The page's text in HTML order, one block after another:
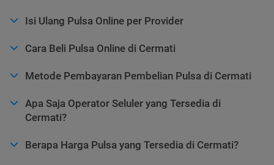
Isi Ulang Pulsa Online per Provider
Cara Beli Pulsa Online di Cermati
Metode Pembayaran Pembelian Pulsa di Cermati
Apa Saja Operator Seluler yang Tersedia di
Cermati?
Berapa Harga Pulsa yang Tersedia di Cermati?